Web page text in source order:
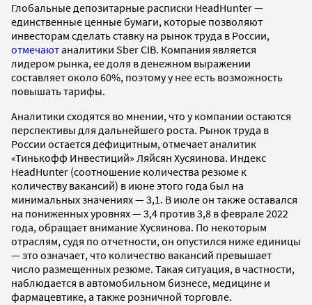
Глобальные депозитарные расписки HeadHunter —
единственные ценные бумаги, которые позволяют
инвесторам сделать ставку на рынок труда в России,
отмечаютаналитики Sber CIB. Компания является
лидером рынка, ее доля в денежном выражении
составляет около 60%, поэтому у нее есть возможность
повышать тарифы.
Аналитики сходятся во мнении, что у компании остаются
перспективы для дальнейшего роста. Рынок труда в
России остается дефицитным, отмечает аналитик
«Тинькофф Инвестиций» Ляйсян Хусяинова. Индекс
HeadHunter (соотношение количества резюме к
количеству вакансий) в июне этого года был на
минимальных значениях — 3,1. В июле он также оставался
на пониженных уровнях — 3,4 против 3,8 в феврале 2022
года, обращает внимание Хусяинова. По некоторым
отраслям, судя по отчетности, он опустился ниже единицы
— это означает, что количество вакансий превышает
число размещенных резюме. Такая ситуация, в частности,
наблюдается в автомобильном бизнесе, медицине и
фармацевтике, а также розничной торговле.